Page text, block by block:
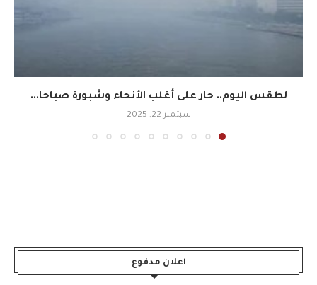
لطقس اليوم.. حار على أغلب الأنحاء وشبورة صباحا...
سبتمبر 22, 2025
اعلان مدفوع